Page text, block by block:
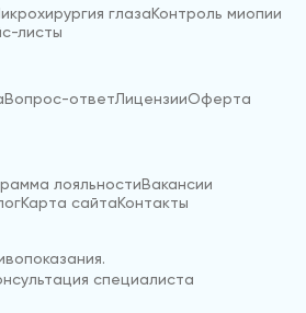
глазаКонтроль миопии
листы
Вопрос-ответЛицензииОферта
лояльностиВакансии
Карта сайтаКонтакты
специалиста